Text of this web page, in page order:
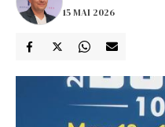
15 MAI 2026